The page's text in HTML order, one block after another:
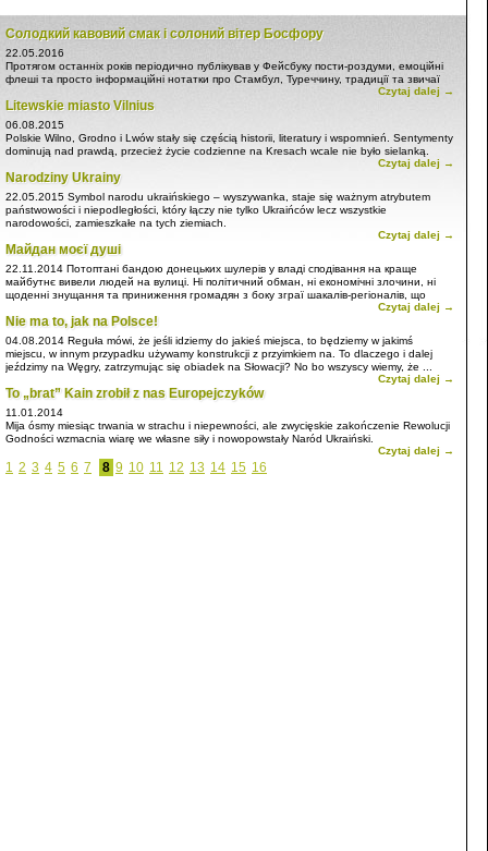
Солодкий кавовий смак і солоний вітер Босфору
22.05.2016
Протягом останніх років періодично публікував у Фейсбуку пости-роздуми, емоційні
флеші та просто інформаційні нотатки про Стамбул, Туреччину, традиції та звичаї
Czytaj dalej →
Litewskie miasto Vilnius
06.08.2015
Polskie Wilno, Grodno i Lwów stały się częścią historii, literatury i wspomnień. Sentymenty
dominują nad prawdą, przecież życie codzienne na Kresach wcale nie było sielanką.
Niech żyje Polska! Tegyvuoja Lietuva! Слава Україні! Жыве Беларусь!
Czytaj dalej →
Narodziny Ukrainy
22.05.2015 Symbol narodu ukraińskiego – wyszywanka, staje się ważnym atrybutem
państwowości i niepodległości, który łączy nie tylko Ukraińców lecz wszystkie
narodowości, zamieszkałe na tych ziemiach.
Od niedawna w dniu 21 maja w Ukrainie jest obchodzony Dzień Wyszywanki. To święto
nabiera szczególnego znaczenia...
Czytaj dalej →
Майдан моєї душі
22.11.2014 Потоптані бандою донецьких шулерів у владі сподівання на краще
майбутнє вивели людей на вулиці. Ні політичний обман, ні економічні злочини, ні
щоденні знущання та приниження громадян з боку зграї шакалів-регіоналів, що
Czytaj dalej →
Nie ma to, jak na Polsce!
04.08.2014 Reguła mówi, że jeśli idziemy do jakieś miejsca, to będziemy w jakimś
miejscu, w innym przypadku używamy konstrukcji z przyimkiem na. To dlaczego i dalej
jeździmy na Węgry, zatrzymując się obiadek na Słowacji? No bo wszyscy wiemy, że ...
Czytaj dalej →
To „brat” Kain zrobił z nas Europejczyków
11.01.2014
Mija ósmy miesiąc trwania w strachu i niepewności, ale zwycięskie zakończenie Rewolucji
Godności wzmacnia wiarę we własne siły i nowopowstały Naród Ukraiński.
Czytaj dalej →
1 2 3 4 5 6 7 8 9 10 11 12 13 14 15 16